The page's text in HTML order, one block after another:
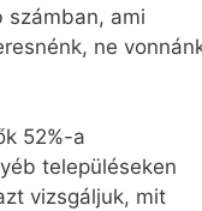
számban, ami
ne
52%-a
településeken
vizsgáljuk, mit